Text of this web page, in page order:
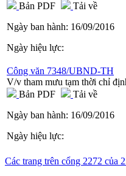
Bản PDF
Tải về
Ngày ban hành: 16/09/2016
Ngày hiệu lực:
Công văn 7348/UBND-TH
V/v tham mưu tạm thời chỉ
Bản PDF
Tải về
Ngày ban hành: 16/09/2016
Ngày hiệu lực:
Các trang trên cổng 2272 của